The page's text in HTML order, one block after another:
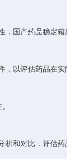
国产药品稳定箱
，以评估药品在
和对比，评估药